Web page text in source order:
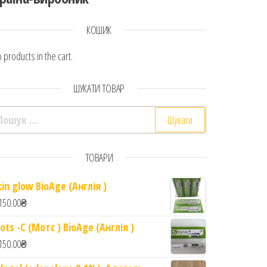
КОШИК
products in the cart.
ШУКАТИ ТОВАР
ТОВАРИ
glow BioAge (Англія )
₴
-C (Мотс ) BioAge (Англія )
₴